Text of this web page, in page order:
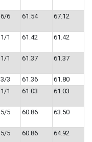
6/6 61.54 67.12
1/1 61.42 61.42
1/1 61.37 61.37
3/3 61.36
61.80
1/1 61.03 61.03
5/5 60.86 63.50
5/5 60.86 64.92